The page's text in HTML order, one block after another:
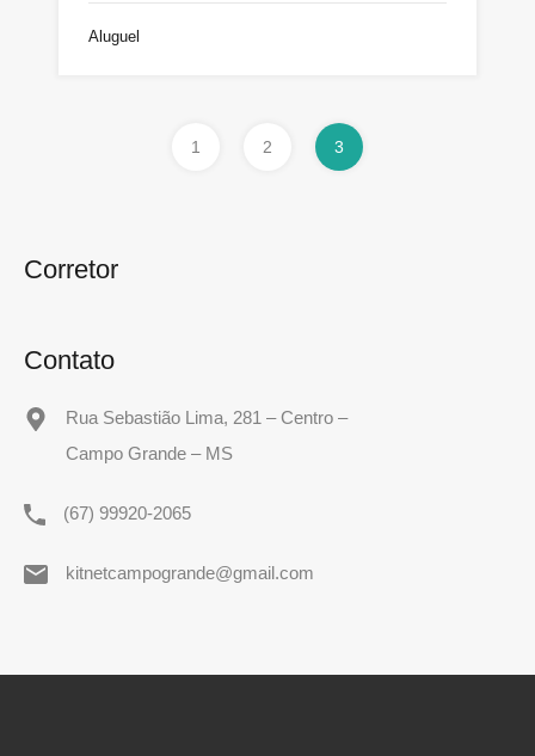
Aluguel
1 2 3
Corretor
Contato
Rua Sebastião Lima, 281 – Centro –
Campo Grande – MS
(67) 99920-2065
kitnetcampogrande@gmail.com